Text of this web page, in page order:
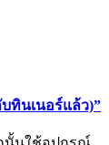
บทินเนอร์แล้ว)”